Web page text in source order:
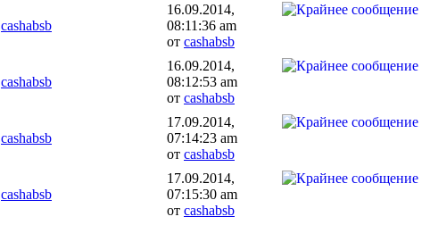
cashabsb
16.09.2014,
08:11:36 am
от cashabsb
cashabsb
16.09.2014,
08:12:53 am
от cashabsb
cashabsb
17.09.2014,
07:14:23 am
от cashabsb
cashabsb
17.09.2014,
07:15:30 am
от cashabsb